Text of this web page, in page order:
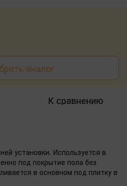
аналог
К сравнению
установки. Используется в
под покрытие пола без
в основном под плитку в